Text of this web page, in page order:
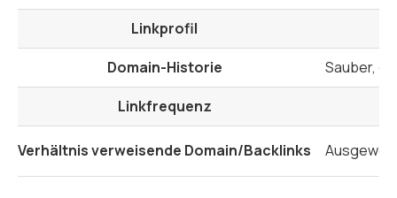
Linkprofil
Domain-Historie
Sauber,
Linkfrequenz
Verhältnis verweisende Domain/Backlinks